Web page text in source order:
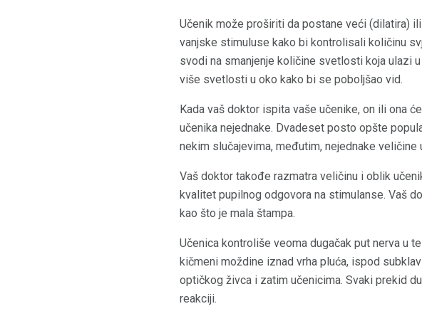
Učenik može proširiti da postane veći (dilatira)
vanjske stimuluse kako bi kontrolisali količinu
svodi na smanjenje količine svetlosti koja ulazi
više svetlosti u oko kako bi se poboljšao vid.
Kada vaš doktor ispita vaše učenike, on ili ona
učenika nejednake. Dvadeset posto opšte
nekim slučajevima, međutim, nejednake
Vaš doktor takođe razmatra veličinu i oblik
kvalitet pupilnog odgovora na stimulanse. Vaš
kao što je mala štampa.
Učenica kontroliše veoma dugačak put nerva u
kičmeni moždine iznad vrha pluća, ispod
optičkog živca i zatim učenicima. Svaki prekid
reakciji.